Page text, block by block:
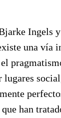
Ingels
una vía
lugares
han